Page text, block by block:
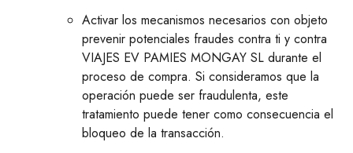
Activar los mecanismos necesarios con objeto
prevenir potenciales fraudes contra ti y contra
VIAJES EV PAMIES MONGAY SL durante el
proceso de compra. Si consideramos que la
operación puede ser fraudulenta, este
tratamiento puede tener como consecuencia el
bloqueo de la transacción.